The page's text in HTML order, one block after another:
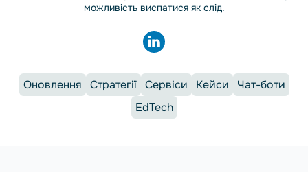
можливість виспатися як слід.
Оновлення Стратегії Сервіси Кейси
Чат-боти
EdTech